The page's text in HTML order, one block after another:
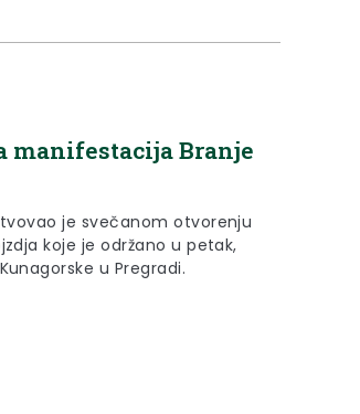
manifestacija Branje
je svečanom otvorenju
koje je održano u petak,
u Pregradi.